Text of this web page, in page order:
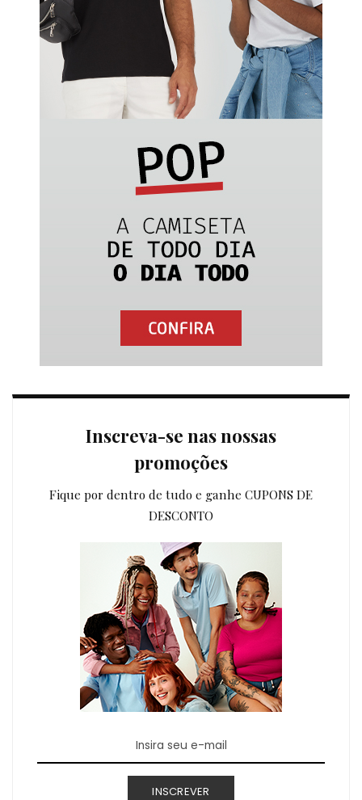
Inscreva-se nas nossas
promoções
Fique por dentro de tudo e ganhe CUPONS DE
DESCONTO
INSCREVER